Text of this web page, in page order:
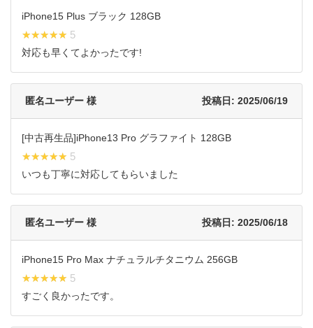
iPhone15 Plus ブラック 128GB
★★★★★
★★★★★ 5
対応も早くてよかったです!
匿名ユーザー 様 投稿日: 2025/06/19
[中古再生品]iPhone13 Pro グラファイト 128GB
★★★★★
★★★★★ 5
いつも丁寧に対応してもらいました
匿名ユーザー 様 投稿日: 2025/06/18
iPhone15 Pro Max ナチュラルチタニウム 256GB
★★★★★
★★★★★ 5
すごく良かったです。